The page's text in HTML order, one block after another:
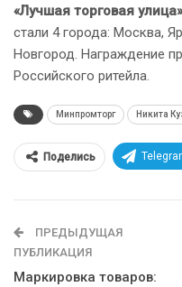
«Лучшая торговая улица»
стали 4 города: Москва,
Новгород. Награждение
Российского ритейла.
Минпромторг Никита
Поделись
ПРЕДЫДУЩАЯ
ПУБЛИКАЦИЯ
Маркировка товаров: